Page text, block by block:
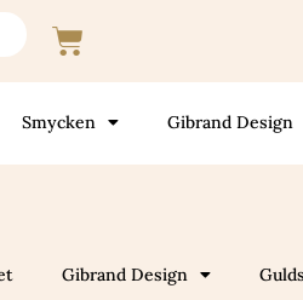
Varukorg
Smycken Gibrand Design
Gibrand Design